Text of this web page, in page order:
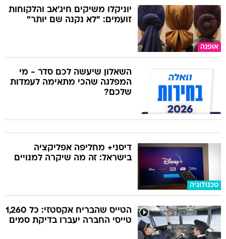
אופנה
יוניקלו משיקים חיג'אב והלקוחות
זועמים: "לא נקנה שם יותר"
השאלון שיעשה לכם סדר - מי
המפלגה שהכי מתאימה לעמדות
שלכם?
טכנולוגיה
דיסני+ מחליפה אפליקציה
בישראל: זה מה שיקרה למנויים
הטייס שהבריח אקסטזי: כל 1,260
טייסי החברה יעברו בדיקת סמים